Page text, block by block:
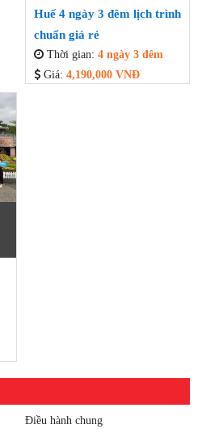
Huế 4 ngày 3 đêm lịch trình
chuẩn giá rẻ
Thời gian: 4 ngày 3 đêm
Giá: 4,190,000 VNĐ
Điều hành chung